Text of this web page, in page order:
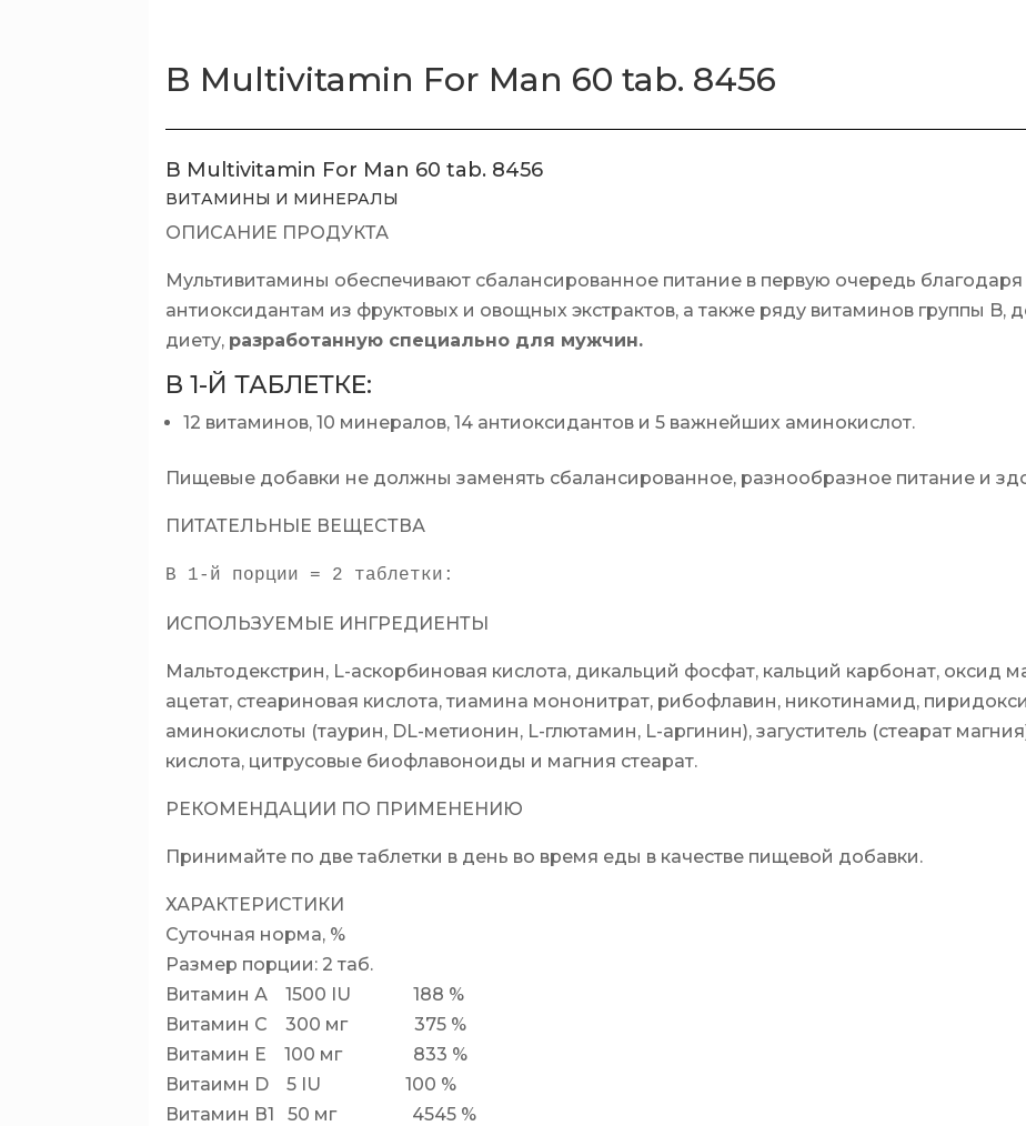
B Multivitamin For Man 60 tab. 8456
B Multivitamin For Man 60 tab. 8456
ВИТАМИНЫ И МИНЕРАЛЫ
ОПИСАНИЕ ПРОДУКТА
Мультивитамины обеспечивают сбалансированное питание в первую очередь
антиоксидантам из фруктовых и овощных экстрактов, а также ряду витаминов группы B,
диету, разработанную специально для мужчин.
В 1-Й ТАБЛЕТКЕ:
12 витаминов, 10 минералов, 14 антиоксидантов и 5 важнейших аминокислот.
Пищевые добавки не должны заменять сбалансированное, разнообразное питание и
ПИТАТЕЛЬНЫЕ ВЕЩЕСТВА
В 1-й порции = 2 таблетки:
ИСПОЛЬЗУЕМЫЕ ИНГРЕДИЕНТЫ
Мальтодекстрин, L-аскорбиновая кислота, дикальций фосфат, кальций карбонат, оксид
ацетат, стеариновая кислота, тиамина мононитрат, рибофлавин, никотинамид,
аминокислоты (таурин, DL-метионин, L-глютамин, L-аргинин), загуститель (стеарат
кислота, цитрусовые биофлавоноиды и магния стеарат.
РЕКОМЕНДАЦИИ ПО ПРИМЕНЕНИЮ
Принимайте по две таблетки в день во время еды в качестве пищевой добавки.
ХАРАКТЕРИСТИКИ
Суточная норма, %
Размер порции: 2 таб.
Витамин А 1500 IU 188 %
Витамин С 300 мг 375 %
Витамин Е 100 мг 833 %
Витаимн D 5 IU 100 %
Витамин В1 50 мг 4545 %